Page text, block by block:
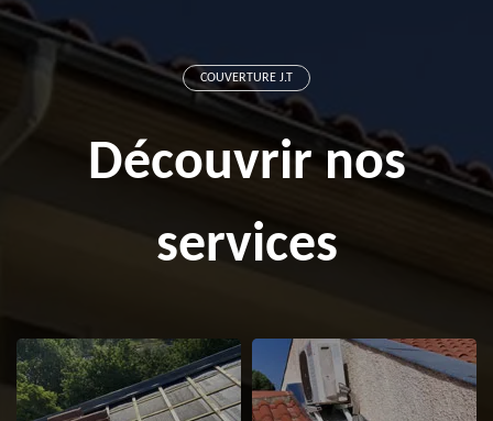
COUVERTURE J.T
Découvrir nos
services